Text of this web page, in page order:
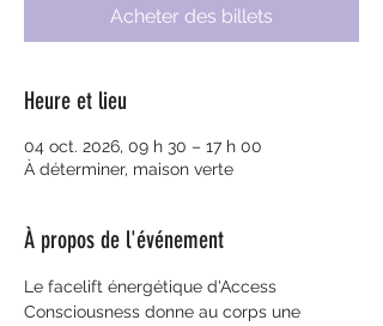
Acheter des billets
Heure et lieu
04 oct. 2026, 09 h 30 – 17 h 00
À déterminer, maison verte
À propos de l'événement
Le facelift énergétique d'Access
Consciousness donne au corps une